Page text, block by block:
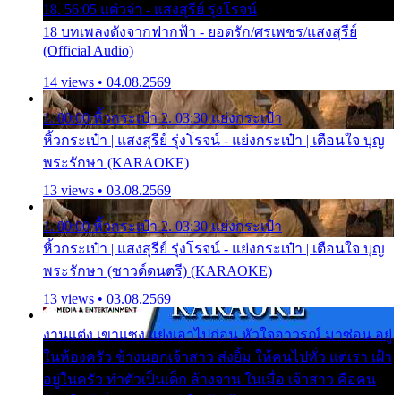
18. 56:05 แต๋วจ๋า - แสงสุรีย์ รุ่งโรจน์
18 บทเพลงดังจากฟากฟ้า - ยอดรัก/ศรเพชร/แสงสุรีย์
(Official Audio)
14 views • 04.08.2569
1. 00:00 หิ้วกระเป๋า 2. 03:30 แย่งกระเป๋า
หิ้วกระเป๋า | แสงสุรีย์ รุ่งโรจน์ - แย่งกระเป๋า | เตือนใจ บุญ
พระรักษา (KARAOKE)
13 views • 03.08.2569
1. 00:00 หิ้วกระเป๋า 2. 03:30 แย่งกระเป๋า
หิ้วกระเป๋า | แสงสุรีย์ รุ่งโรจน์ - แย่งกระเป๋า | เตือนใจ บุญ
พระรักษา (ซาวด์ดนตรี) (KARAOKE)
13 views • 03.08.2569
งานแต่ง เขาแซง แย่งเอาไปก่อน หัวใจอาวรณ์ มาซ่อน อยู่
ในห้องครัว ข้างนอกเจ้าสาว ส่งยิ้ม ให้คนไปทั่ว แต่เรา เฝ้า
อยู่ในครัว ทำตัวเป็นเด็ก ล้างจาน ในเมื่อ เจ้าสาว คือคน